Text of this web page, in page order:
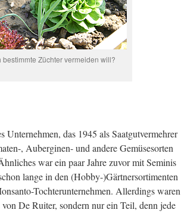
Züchter vermeiden will?
Unternehmen, das 1945 als Saatgutvermehrer
, Auberginen- und andere Gemüsesorten
war ein paar Jahre zuvor mit Seminis
lange in den (Hobby-)Gärtnersortimenten
Tochterunternehmen. Allerdings waren
De Ruiter, sondern nur ein Teil, denn jede